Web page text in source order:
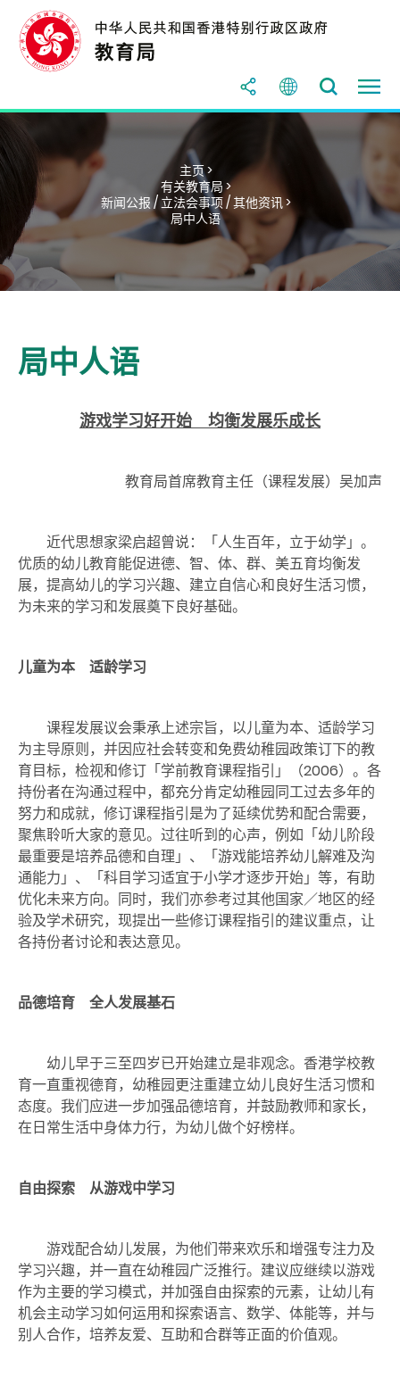
主页 >
有关教育局 >
新闻公报 / 立法会事项 / 其他资讯 >
局中人语
局中人语
游戏学习好开始 均衡发展乐成长
教育局首席教育主任（课程发展）吴加声
近代思想家梁启超曾说：「人生百年，立于幼学」。
优质的幼儿教育能促进德、智、体、群、美五育均衡发
展，提高幼儿的学习兴趣、建立自信心和良好生活习惯，
为未来的学习和发展奠下良好基础。
儿童为本 适龄学习
课程发展议会秉承上述宗旨，以儿童为本、适龄学习
为主导原则，并因应社会转变和免费幼稚园政策订下的教
育目标，检视和修订「学前教育课程指引」（2006）。各
持份者在沟通过程中，都充分肯定幼稚园同工过去多年的
努力和成就，修订课程指引是为了延续优势和配合需要，
聚焦聆听大家的意见。过往听到的心声，例如「幼儿阶段
最重要是培养品德和自理」、「游戏能培养幼儿解难及沟
通能力」、「科目学习适宜于小学才逐步开始」等，有助
优化未来方向。同时，我们亦参考过其他国家／地区的经
验及学术研究，现提出一些修订课程指引的建议重点，让
各持份者讨论和表达意见。
品德培育 全人发展基石
幼儿早于三至四岁已开始建立是非观念。香港学校教
育一直重视德育，幼稚园更注重建立幼儿良好生活习惯和
态度。我们应进一步加强品德培育，并鼓励教师和家长，
在日常生活中身体力行，为幼儿做个好榜样。
自由探索 从游戏中学习
游戏配合幼儿发展，为他们带来欢乐和增强专注力及
学习兴趣，并一直在幼稚园广泛推行。建议应继续以游戏
作为主要的学习模式，并加强自由探索的元素，让幼儿有
机会主动学习如何运用和探索语言、数学、体能等，并与
别人合作，培养友爱、互助和合群等正面的价值观。